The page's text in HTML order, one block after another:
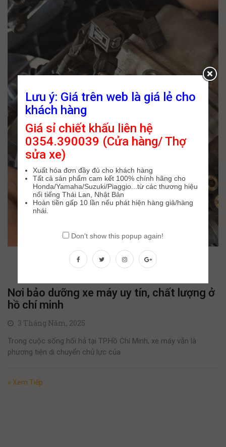
Nơi bảo dưỡng xe máy uy tín, chất lượng ở
hồ chí minh
3 Tháng Năm, 2025
Trong cuộc sống hối hả tại TP.Hồ Chí Minh, xe máy vẫn là
phương tiện di chuyển chủ lực của
» Xem Tiếp
Lưu ý: Giá trên web là giá lẻ cho
khách hàng
Giá sỉ chiết khấu liên hệ
0354.390039 (Cửa hàng/ Thợ
sửa xe)
Xuất hóa đơn đầy đủ cho khách hàng
Tất cả sản phẩm cam kết 100% chính hãng cho
Honda/Yamaha/Suzuki/Piaggio...từ các thương hiệu
nổi tiếng Thái Lan, Nhật Bản
Hoàn tiền gấp 10 lần nếu phát hiện hàng giả/hàng
nhái.
Don't show this popup again!